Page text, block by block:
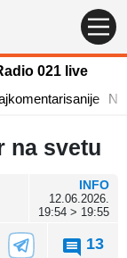
021 live
na svetu
INFO
12.06.2026.
19:54 > 19:55
13